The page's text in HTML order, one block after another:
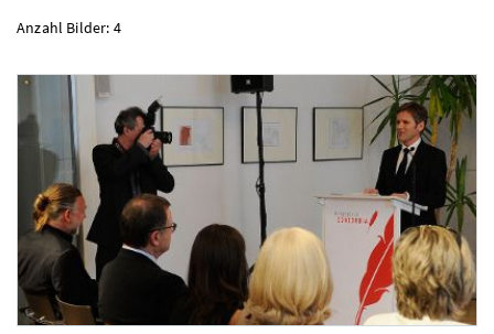
UNESCO-Generaldirektorin Bokova bei STS Ostermayer
Anzahl Bilder: 4